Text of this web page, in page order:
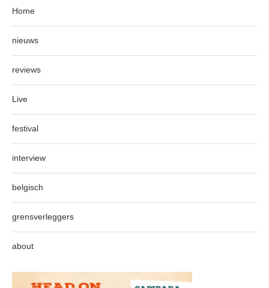
Home
nieuws
reviews
Live
festival
interview
belgisch
grensverleggers
about